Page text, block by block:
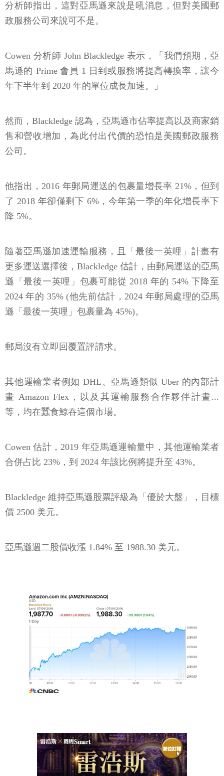
分析師指出，這對亞馬遜來說是吼消息，但對美國郵
政服務公司來說可不是。
Cowen 分析師 John Blackledge 表示，「我們預期，亞
馬遜的 Prime 會員 1 日到或服務將提高轉換率，讓今
年下半年到 2020 年的單位成長加速。」
然而，Blackledge 認為，亞馬遜市佔率提高以及商家銷
售和營收增加，為此付出代價的恐怕是美國郵政服務
公司。
他指出，2016 年郵局運送的包裹量增長率 21%，但到
了 2018 年卻僅剩下 6%，今年第一季的年化增長率下
降 5%。
隨著亞馬遜加速運輸服務，且「最後一英哩」計畫有
更多運送選擇後，Blackledge 估計，由郵局運送的亞馬
遜「最後一英哩」包裹可能從 2018 年的 54% 下降至
2024 年的 35% (他先前估計，2024 年郵局處理的亞馬
遜「最後一英哩」包裹量為 45%)。
郵局沒有立即回覆置評請求。
其他運輸業者例如 DHL、亞馬遜類似 Uber 的內部計
畫 Amazon Flex，以及其運輸服務合作夥伴計畫...
等，均在蠶食鯨吞這個市場。
Cowen 估計，2019 年亞馬遜運輸量中，其他運輸業者
合併占比 23%，到 2024 年該比例將提升至 43%。
Blackledge 維持亞馬遜股票評級為「優於大盤」，目標
價 2500 美元。
亞馬遜週二股價收漲 1.84% 至 1988.30 美元。